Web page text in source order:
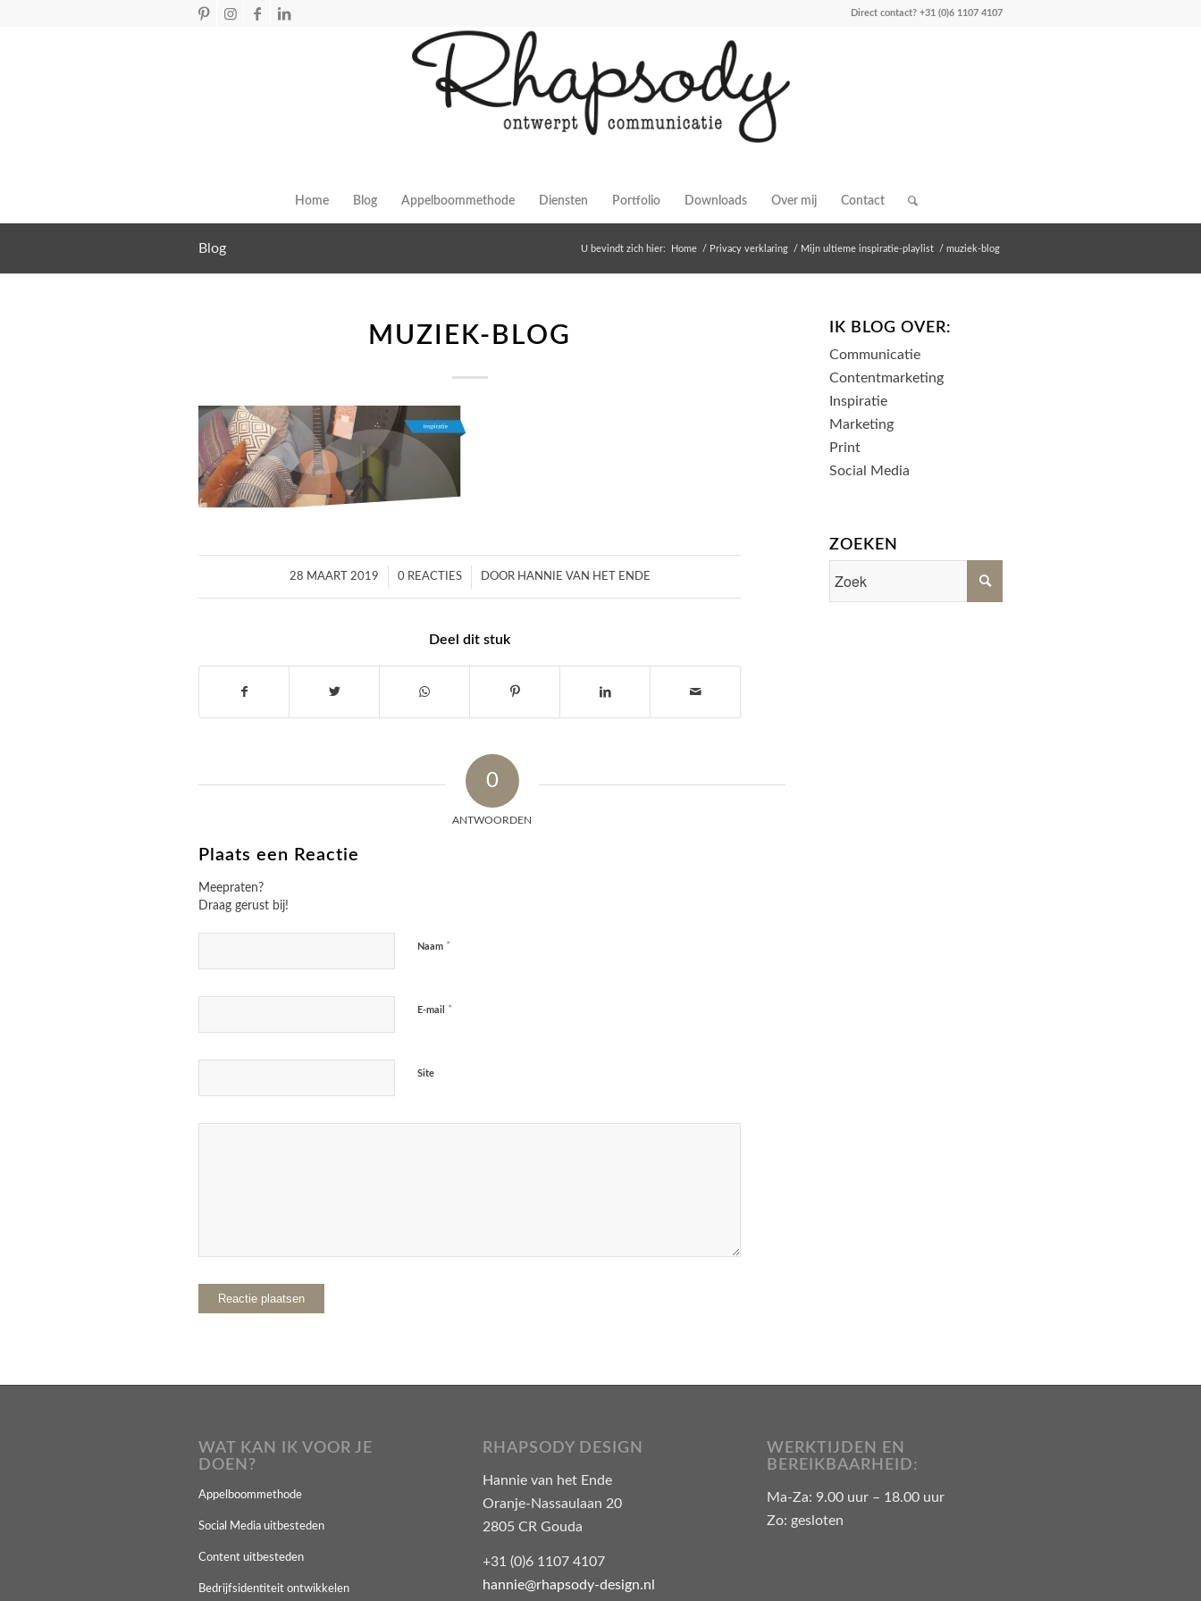
Direct contact? +31 (0)6 1107 4107
Home Blog Appelboommethode Diensten Portfolio Downloads Over mij Contact
Blog U bevindt zich hier: Home / Privacy verklaring / Mijn ultieme inspiratie-playlist / muziek-blog
MUZIEK-BLOG
28 MAART 2019
/ 0 REACTIES
/ DOOR HANNIE VAN HET ENDE
Deel dit stuk
0
ANTWOORDEN
Plaats een Reactie
Meepraten?
Draag gerust bij!
Naam *
E-mail *
Site
IK BLOG OVER:
Communicatie
Contentmarketing
Inspiratie
Marketing
Print
Social Media
ZOEKEN
WAT KAN IK VOOR JE
DOEN?
Appelboommethode
Social Media uitbesteden
Content uitbesteden
Bedrijfsidentiteit ontwikkelen
RHAPSODY DESIGN
Hannie van het Ende
Oranje-Nassaulaan 20
2805 CR Gouda
+31 (0)6 1107 4107
hannie@rhapsody-design.nl
WERKTIJDEN EN
BEREIKBAARHEID:
Ma-Za: 9.00 uur – 18.00 uur
Zo: gesloten